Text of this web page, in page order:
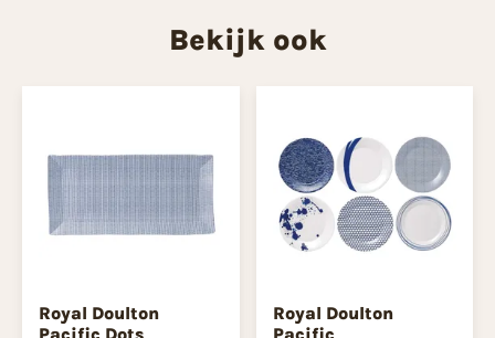
Bekijk ook
Royal Doulton
Royal Doulton